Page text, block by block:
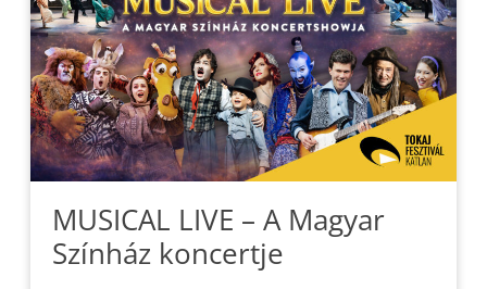
MUSICAL LIVE – A Magyar
Színház koncertje